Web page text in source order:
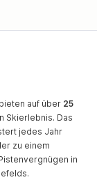
auf über 25
Skierlebnis. Das
jedes Jahr
zu einem
in